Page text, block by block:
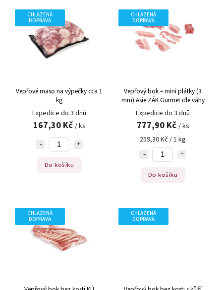
Nejprodávanější
Abecedně
CHLAZENÁ
DOPRAVA
Vepřové maso na výpečky cca 1
kg
Expedice do 3 dnů
167,30 Kč / ks
Do košíku
CHLAZENÁ
DOPRAVA
Vepřový bok – mini plátky (3
mm) Asie ZÁK Gurmet dle váhy
Expedice do 3 dnů
777,90 Kč / ks
259,30 Kč / 1 kg
Do košíku
CHLAZENÁ
DOPRAVA
CHLAZENÁ
DOPRAVA